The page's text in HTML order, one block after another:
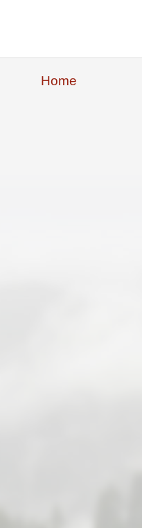
Home